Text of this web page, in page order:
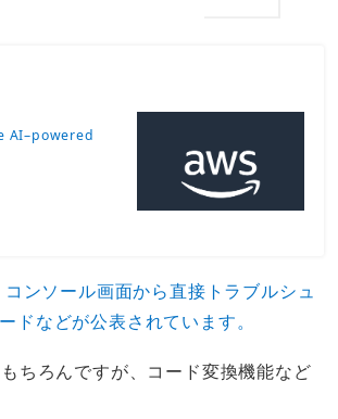
AI–powered
ンソール画面から直接トラブルシュ
などが公表されています。
ちろんですが、コード変換機能など